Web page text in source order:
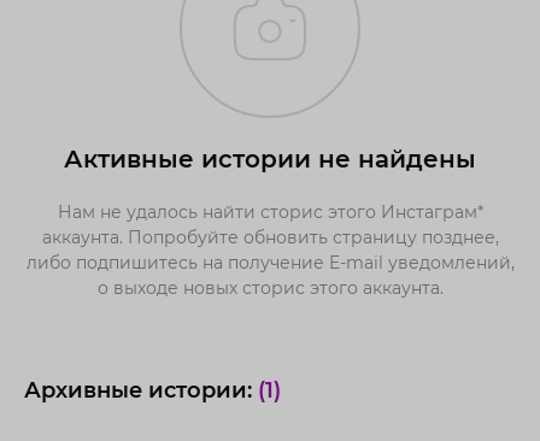
Активные истории не найдены
Нам не удалось найти сторис этого Инстаграм*
аккаунта. Попробуйте обновить страницу позднее,
либо подпишитесь на получение E-mail уведомлений,
о выходе новых сторис этого аккаунта.
Архивные истории: (1)